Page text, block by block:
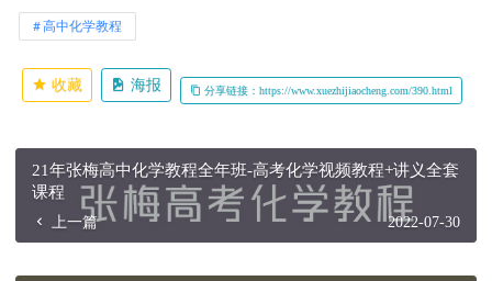
高中化学教程
收藏 海报 分享链接：https://www.xuezhijiaocheng.com/390.html
21年张梅高中化学教程全年班-高考化学视频教程+讲义全套
课程
上一篇 2022-07-30